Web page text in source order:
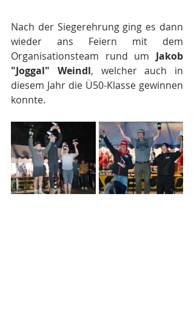
Nach der Siegerehrung ging es dann
wieder ans Feiern mit dem
Organisationsteam rund um Jakob
"Joggal" Weindl, welcher auch in
diesem Jahr die Ü50-Klasse gewinnen
konnte.